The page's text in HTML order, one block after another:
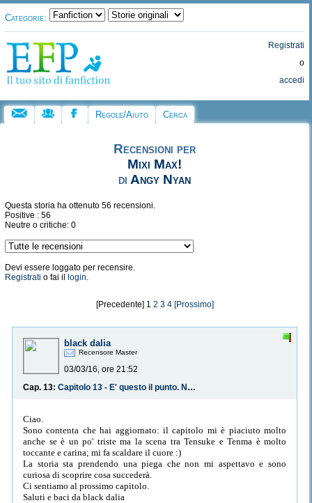
Categorie:
Registrati
o
accedi
Regole/Aiuto Cerca
Recensioni per
Mixi Max!
di Angy Nyan
Questa storia ha ottenuto 56 recensioni.
Positive : 56
Neutre o critiche: 0
Devi essere loggato per recensire.
Registrati o fai il login.
[Precedente] 1 2 3 4 [Prossimo]
black dalia
Recensore Master
03/03/16, ore 21:52
Cap. 13:
Capitolo 13 - E' questo il punto. Non ne avrò mai più l'occasione.
Ciao.
Sono contenta che hai aggiornato: il capitolo mi è piaciuto molto
anche se è un po' triste ma la scena tra Tensuke e Tenma è molto
toccante e carina; mi fa scaldare il cuore :)
La storia sta prendendo una piega che non mi aspettavo e sono
curiosa di scoprire cosa succederà.
Ci sentiamo al prossimo capitolo.
Saluti e baci da black dalia